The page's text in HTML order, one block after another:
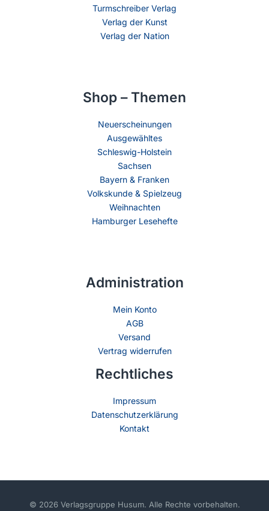
Turmschreiber Verlag
Verlag der Kunst
Verlag der Nation
Shop – Themen
Neuerscheinungen
Ausgewähltes
Schleswig-Holstein
Sachsen
Bayern & Franken
Volkskunde & Spielzeug
Weihnachten
Hamburger Lesehefte
Administration
Mein Konto
AGB
Versand
Vertrag widerrufen
Rechtliches
Impressum
Datenschutzerklärung
Kontakt
© 2026 Verlagsgruppe Husum. Alle Rechte vorbehalten.